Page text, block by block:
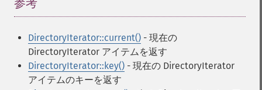
参考
DirectoryIterator::current() - 現在の
DirectoryIterator アイテムを返す
DirectoryIterator::key() - 現在の DirectoryIterator
アイテムのキーを返す